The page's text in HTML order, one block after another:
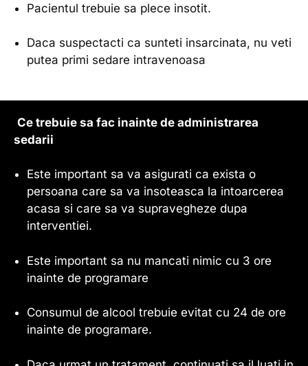
Pacientul trebuie sa plece insotit.
Daca suspectacti ca sunteti insarcinata, nu veti
putea primi sedare intravenoasa
Ce trebuie sa fac inainte de administrarea
sedarii
Este important sa va asigurati ca exista o
persoana care sa va insoteasca la intoarcerea
acasa si care sa va supravegheze dupa
interventiei.
Este important sa nu mancati nimic cu 3 ore
inainte de programare
Consumul de alcool trebuie evitat cu 24 de ore
inainte de programare.